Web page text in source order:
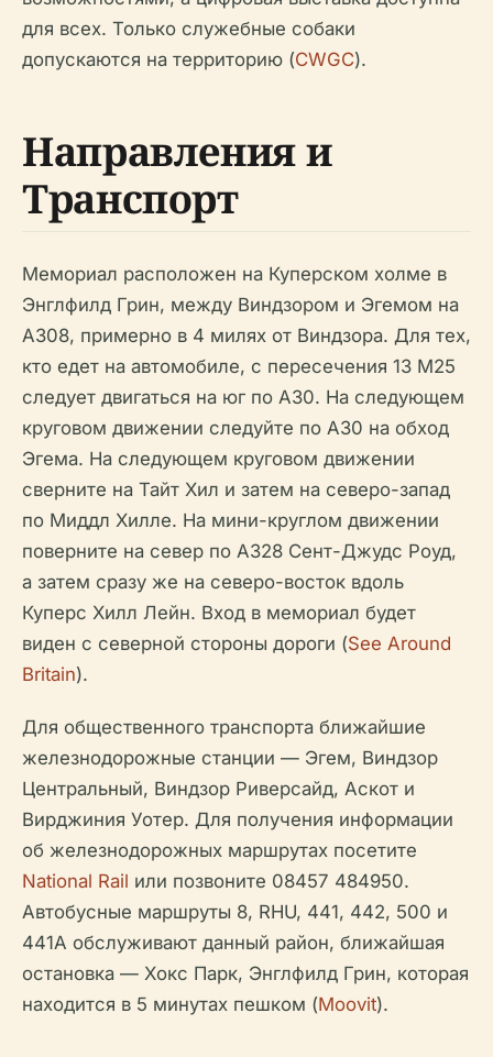
для всех. Только служебные собаки
допускаются на территорию (CWGC).
Направления и
Транспорт
Мемориал расположен на Куперском холме в
Энглфилд Грин, между Виндзором и Эгемом на
A308, примерно в 4 милях от Виндзора. Для тех,
кто едет на автомобиле, с пересечения 13 M25
следует двигаться на юг по A30. На следующем
круговом движении следуйте по A30 на обход
Эгема. На следующем круговом движении
сверните на Тайт Хил и затем на северо-запад
по Миддл Хилле. На мини-круглом движении
поверните на север по A328 Сент-Джудс Роуд,
а затем сразу же на северо-восток вдоль
Куперс Хилл Лейн. Вход в мемориал будет
виден с северной стороны дороги (See Around
Britain).
Для общественного транспорта ближайшие
железнодорожные станции — Эгем, Виндзор
Центральный, Виндзор Риверсайд, Аскот и
Вирджиния Уотер. Для получения информации
об железнодорожных маршрутах посетите
National Rail или позвоните 08457 484950.
Автобусные маршруты 8, RHU, 441, 442, 500 и
441A обслуживают данный район, ближайшая
остановка — Хокс Парк, Энглфилд Грин, которая
находится в 5 минутах пешком (Moovit).